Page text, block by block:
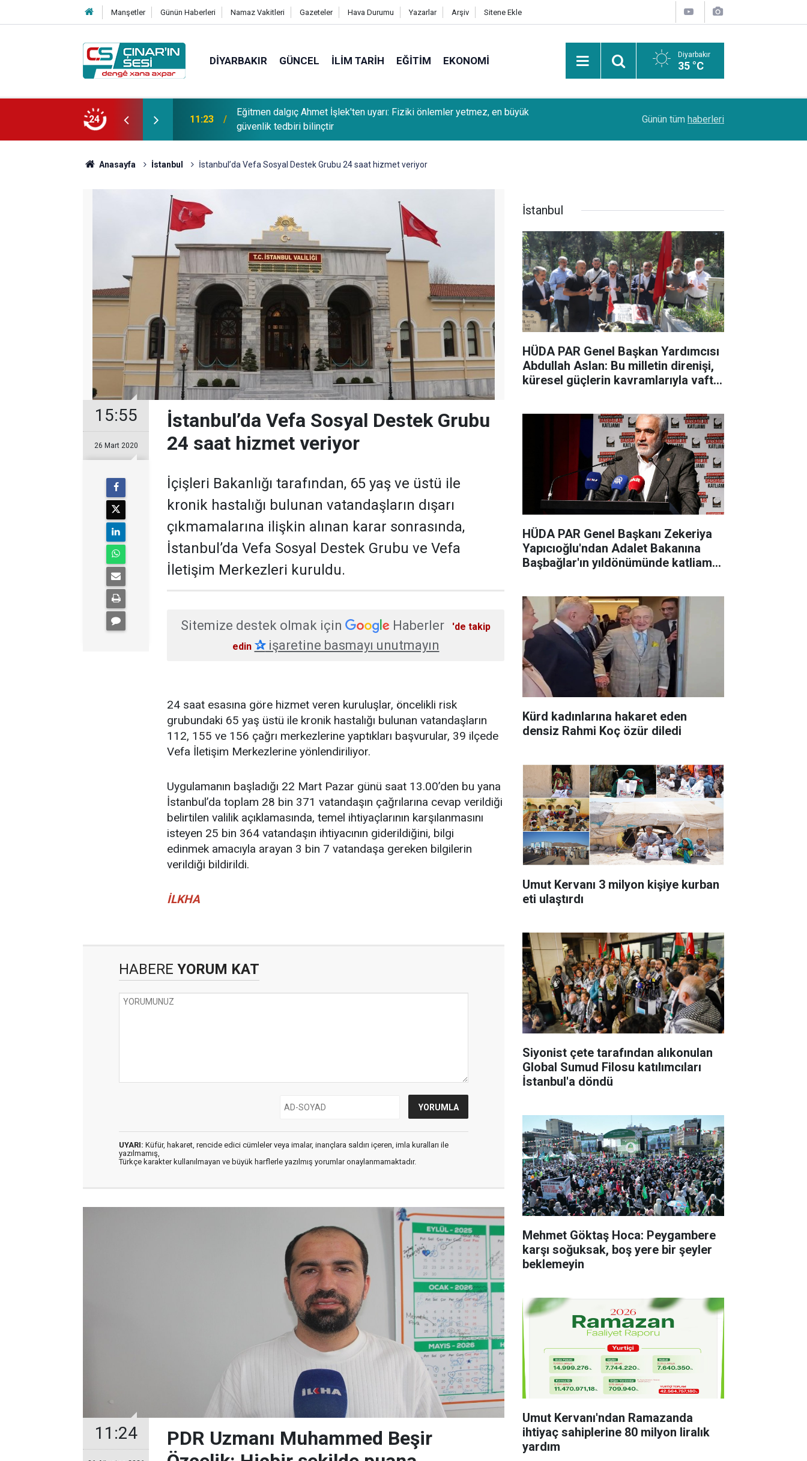
Manşetler Günün Haberleri Namaz Vakitleri Gazeteler Hava Durumu Yazarlar Arşiv Sitene Ekle
DIYARBAKIR GÜNCEL İLIM TARIH EĞITIM EKONOMI Diyarbakır
35 °C
24
Hiçbir şekilde puana bakılmamalı,
11:23
Eğitmen dalgıç Ahmet İşlek'ten uyarı: Fiziki önlemler yetmez, en büyük
güvenlik tedbiri bilinçtir
çözümünü sağlıyor
Günün tüm haberleri
Anasayfa İstanbul İstanbul’da Vefa Sosyal Destek Grubu 24 saat hizmet veriyor
15:55
26 Mart 2020
İstanbul’da Vefa Sosyal Destek Grubu
24 saat hizmet veriyor
​İçişleri Bakanlığı tarafından, 65 yaş ve üstü ile
kronik hastalığı bulunan vatandaşların dışarı
çıkmamalarına ilişkin alınan karar sonrasında,
İstanbul’da Vefa Sosyal Destek Grubu ve Vefa
İletişim Merkezleri kuruldu.
Sitemize destek olmak için Haberler
'de takip
edin ✰işaretine basmayı unutmayın
24 saat esasına göre hizmet veren kuruluşlar, öncelikli risk
grubundaki 65 yaş üstü ile kronik hastalığı bulunan vatandaşların
112, 155 ve 156 çağrı merkezlerine yaptıkları başvurular, 39 ilçede
Vefa İletişim Merkezlerine yönlendiriliyor.
Uygulamanın başladığı 22 Mart Pazar günü saat 13.00’den bu yana
İstanbul’da toplam 28 bin 371 vatandaşın çağrılarına cevap verildiği
belirtilen valilik açıklamasında, temel ihtiyaçlarının karşılanmasını
isteyen 25 bin 364 vatandaşın ihtiyacının giderildiğini, bilgi
edinmek amacıyla arayan 3 bin 7 vatandaşa gereken bilgilerin
verildiği bildirildi.
İLKHA
HABERE YORUM KAT
UYARI: Küfür, hakaret, rencide edici cümleler veya imalar, inançlara saldırı içeren, imla kuralları ile
yazılmamış,
Türkçe karakter kullanılmayan ve büyük harflerle yazılmış yorumlar onaylanmamaktadır.
11:24
PDR Uzmanı Muhammed Beşir
İstanbul
HÜDA PAR Genel Başkan Yardımcısı
Abdullah Aslan: Bu milletin direnişi,
küresel güçlerin kavramlarıyla vaftiz
HÜDA PAR Genel Başkanı Zekeriya
Yapıcıoğlu'ndan Adalet Bakanına
Başbağlar'ın yıldönümünde katliamın
Kürd kadınlarına hakaret eden
densiz Rahmi Koç özür diledi
Umut Kervanı 3 milyon kişiye kurban
eti ulaştırdı
Siyonist çete tarafından alıkonulan
Global Sumud Filosu katılımcıları
İstanbul'a döndü
Mehmet Göktaş Hoca: Peygambere
karşı soğuksak, boş yere bir şeyler
beklemeyin
Umut Kervanı'ndan Ramazanda
ihtiyaç sahiplerine 80 milyon liralık
yardım